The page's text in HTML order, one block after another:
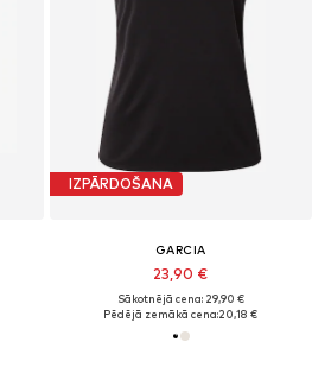
IZPĀRDOŠANA
GARCIA
23,90 €
Sākotnējā cena: 29,90 €
Pēdējā zemākā cena:20,18 €